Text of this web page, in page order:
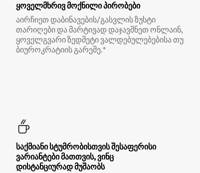
ყოველმხრივ მოქნილი პირობები
აირჩიეთ დაბინავების/გასვლის ზუსტი
თარიღები და მარტივად დაჯავშნეთ ონლაინ,
ყოველგვარი ზედმეტი ვალდებულებებისა თუ
ბიუროკრატიის გარეშე.*
საქმიანი სტუმრობისთვის შესაფერისი
ვარიანტები მათთვის, ვინც
დისტანციურად მუშაობს